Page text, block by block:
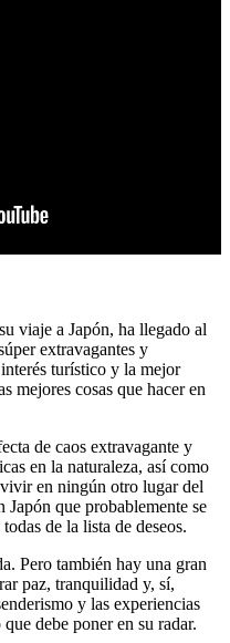
viaje a Japón, ha llegado al
extravagantes y
turístico y la mejor
mejores cosas que hacer en
de caos extravagante y
en la naturaleza, así como
en ningún otro lugar del
Japón que probablemente se
de la lista de deseos.
Pero también hay una gran
paz, tranquilidad y, sí,
y las experiencias
debe poner en su radar.